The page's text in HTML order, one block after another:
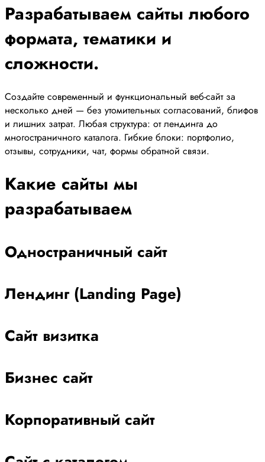
Разрабатываем сайты любого
формата, тематики и
сложности.
Создайте современный и функциональный веб-сайт за
несколько дней — без утомительных согласований, блифов
и лишних затрат. Любая структура: от лендинга до
многостраничного каталога. Гибкие блоки: портфолио,
отзывы, сотрудники, чат, формы обратной связи.
Какие сайты мы
разрабатываем
Одностраничный сайт
Лендинг (Landing Page)
Сайт визитка
Бизнес сайт
Корпоративный сайт